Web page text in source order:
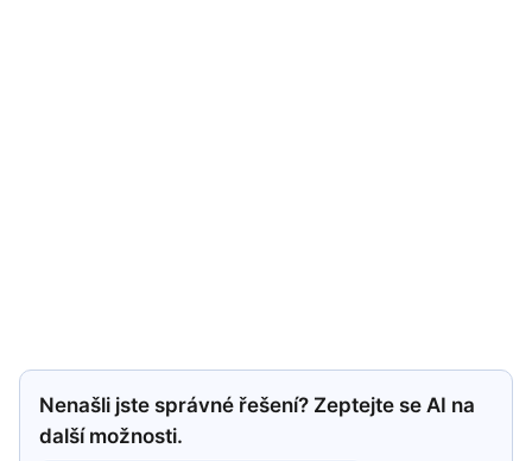
Nenašli jste správné řešení? Zeptejte se AI na
další možnosti.